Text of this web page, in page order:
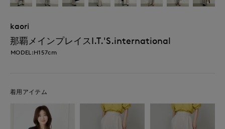
kaori
那覇メインプレイスI.T.'S.international
MODEL:H157cm
着用アイテム